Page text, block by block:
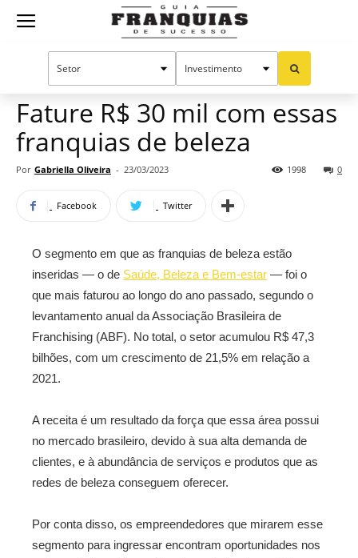
Guia
Oportunidades e tendências
Fature R$ 30 mil com essas
franquias de beleza
Por Gabriella Oliveira - 23/03/2023 0
1998
Facebook Twitter
O segmento em que as franquias de beleza estão
inseridas — o de Saúde, Beleza e Bem-estar — foi o
que mais faturou ao longo do ano passado, segundo o
levantamento anual da Associação Brasileira de
Franchising (ABF). No total, o setor acumulou R$ 47,3
bilhões, com um crescimento de 21,5% em relação a
2021.
A receita é um resultado da força que essa área possui
no mercado brasileiro, devido à sua alta demanda de
clientes, e à abundância de serviços e produtos que as
redes de beleza conseguem oferecer.
Por conta disso, os empreendedores que mirarem esse
segmento para ingressar encontram oportunidades nos